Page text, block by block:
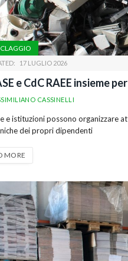
17 LUGLIO 2026
e CdC RAEE insieme
CASSINELLI
e istituzioni possono organizzare
dei propri dipendenti
MORE